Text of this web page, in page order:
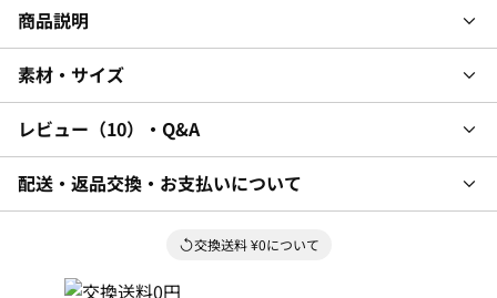
商品説明
素材・サイズ
レビュー 10 ・Q&A
配送・返品交換・お支払いについて
交換送料 ¥0について